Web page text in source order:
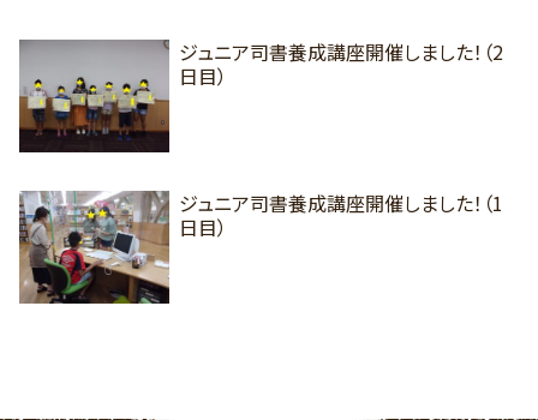
ジュニア司書養成講座開催しました！（2
日目）
ジュニア司書養成講座開催しました！（1
日目）